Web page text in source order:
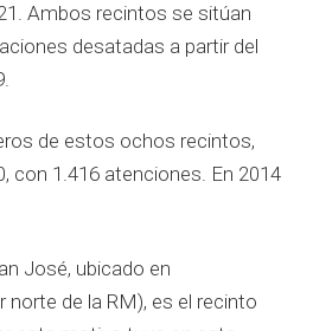
Ambos recintos se sitúan
desatadas a partir del
de estos ochos recintos,
con 1.416 atenciones. En 2014
José, ubicado en
norte de la RM), es el recinto